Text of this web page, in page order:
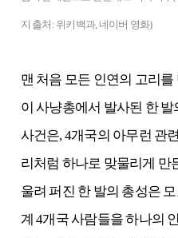
지 출처: 위키백과, 네이버 영화)
맨 처음 모든 인연의 고리
이 사냥총에서 발사된 한
사건은, 4개국의 아무런 관
리처럼 하나로 맞물리게 만
울려 퍼진 한 발의 총성은
계 4개국 사람들을 하나의